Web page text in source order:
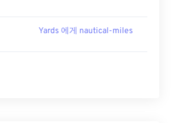
Yards 에게 nautical-miles